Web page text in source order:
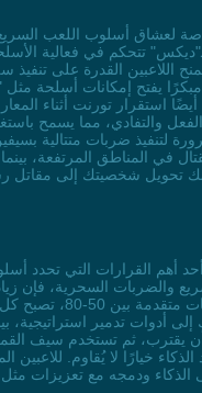
بـ"ديكس" تتحكم في فعالية
60 نقطة. هذا التحسين يمنح
يفتح إمكانات أسلحة مثل
استقرار تورنت أثناء
آفاقًا جديدة للقتال في
سيف القمر
خيارًا لا يُقاوم.
ودمجه مع تعزيزات